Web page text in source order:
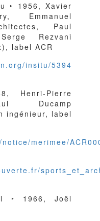
‣ 1956, Xavier
Emmanuel
Paul
Rezvani
label ACR
insitu/5394
Henri-Pierre
Ducamp
ingénieur, label
merimee/
‣ 1966, Joël